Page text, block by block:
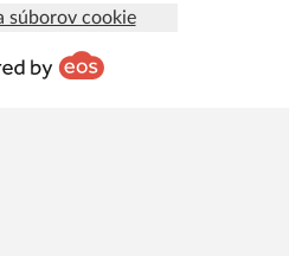
súborov cookie